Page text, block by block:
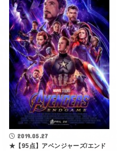
2019.05.27
★【95点】アベンジャーズ/エンド